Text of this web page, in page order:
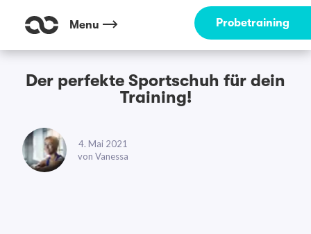
Menu Probetraining
Der perfekte Sportschuh für dein
Training!
4. Mai 2021
von Vanessa